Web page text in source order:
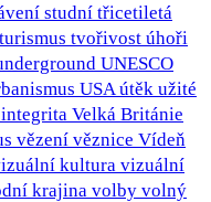
studní třicetiletá
turismus tvořivost úhoři
UNESCO
USAútěk užité
Velká Británie
vězení věznice Vídeň
kultura vizuální
krajina volby volný